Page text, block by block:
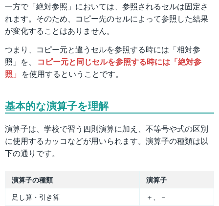
一方で「絶対参照」においては、参照されるセルは固定さ
れます。そのため、コピー先のセルによって参照した結果
が変化することはありません。
つまり、コピー元と違うセルを参照する時には「相対参
照」を、
コピー元と同じセルを参照する時には「絶対参
照」 を使用するということです。
基本的な演算子を理解
演算子は、学校で習う四則演算に加え、不等号や式の区別
に使用するカッコなどが用いられます。演算子の種類は以
下の通りです。
演算子の種類
演算子
足し算・引き算
＋、－